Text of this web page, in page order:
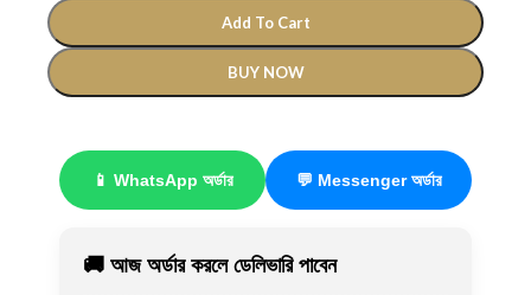
Add To Cart
BUY NOW
📱 WhatsApp অর্ডার 💬 Messenger অর্ডার
🚚 আজ অর্ডার করলে ডেলিভারি পাবেন